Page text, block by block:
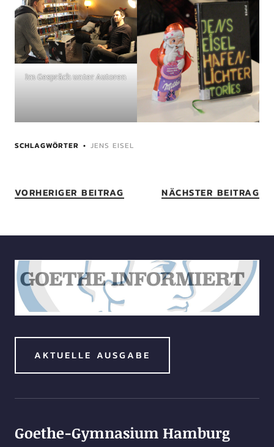
Im Gespräch unter Autoren
SCHLAGWÖRTER JENS EISEL
VORHERIGER BEITRAG NÄCHSTER BEITRAG
AKTUELLE AUSGABE
Goethe-Gymnasium Hamburg